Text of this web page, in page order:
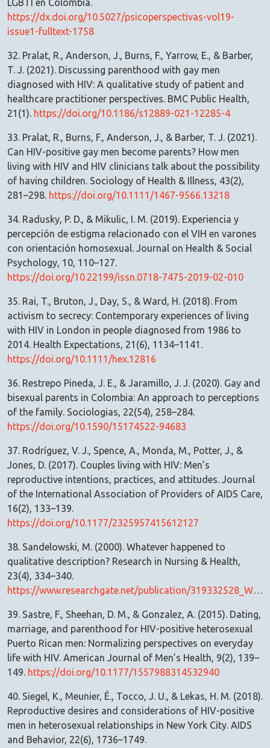
LGBTI en Colombia.
https://dx.doi.org/10.5027/psicoperspectivas-vol19-
issue1-fulltext-1758
32. Pralat, R., Anderson, J., Burns, F., Yarrow, E., & Barber,
T. J. (2021). Discussing parenthood with gay men
diagnosed with HIV: A qualitative study of patient and
healthcare practitioner perspectives. BMC Public Health,
21(1). https://doi.org/10.1186/s12889-021-12285-4
33. Pralat, R., Burns, F., Anderson, J., & Barber, T. J. (2021).
Can HIV-positive gay men become parents? How men
living with HIV and HIV clinicians talk about the possibility
of having children. Sociology of Health & Illness, 43(2),
281–298. https://doi.org/10.1111/1467-9566.13218
34. Radusky, P. D., & Mikulic, I. M. (2019). Experiencia y
percepción de estigma relacionado con el VIH en varones
con orientación homosexual. Journal on Health & Social
Psychology, 10, 110–127.
https://doi.org/10.22199/issn.0718-7475-2019-02-010
35. Rai, T., Bruton, J., Day, S., & Ward, H. (2018). From
activism to secrecy: Contemporary experiences of living
with HIV in London in people diagnosed from 1986 to
2014. Health Expectations, 21(6), 1134–1141.
https://doi.org/10.1111/hex.12816
36. Restrepo Pineda, J. E., & Jaramillo, J. J. (2020). Gay and
bisexual parents in Colombia: An approach to perceptions
of the family. Sociologias, 22(54), 258–284.
https://doi.org/10.1590/15174522-94683
37. Rodríguez, V. J., Spence, A., Monda, M., Potter, J., &
Jones, D. (2017). Couples living with HIV: Men’s
reproductive intentions, practices, and attitudes. Journal
of the International Association of Providers of AIDS Care,
16(2), 133–139.
https://doi.org/10.1177/2325957415612127
38. Sandelowski, M. (2000). Whatever happened to
qualitative description? Research in Nursing & Health,
23(4), 334–340.
https://www.researchgate.net/publication/319332528_Whatever_happened_to_qualitative_description
39. Sastre, F., Sheehan, D. M., & Gonzalez, A. (2015). Dating,
marriage, and parenthood for HIV-positive heterosexual
Puerto Rican men: Normalizing perspectives on everyday
life with HIV. American Journal of Men’s Health, 9(2), 139–
149. https://doi.org/10.1177/1557988314532940
40. Siegel, K., Meunier, É., Tocco, J. U., & Lekas, H. M. (2018).
Reproductive desires and considerations of HIV-positive
men in heterosexual relationships in New York City. AIDS
and Behavior, 22(6), 1736–1749.